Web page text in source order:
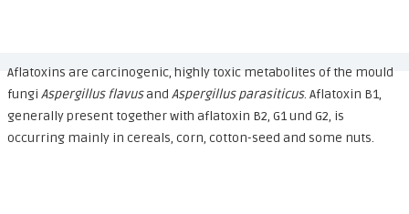
Aflatoxins are carcinogenic, highly toxic metabolites of the mould
fungi Aspergillus flavusand Aspergillus parasiticus. Aflatoxin B1,
generally present together with aflatoxin B2, G1 und G2, is
occurring mainly in cereals, corn, cotton-seed and some nuts.